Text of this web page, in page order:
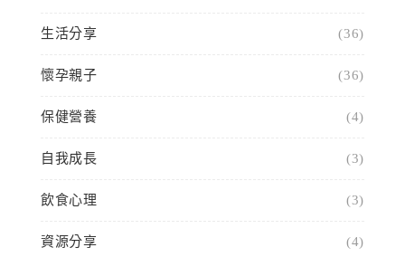
生活分享 (36)
懷孕親子 (36)
保健營養 (4)
自我成長 (3)
飲食心理 (3)
資源分享 (4)